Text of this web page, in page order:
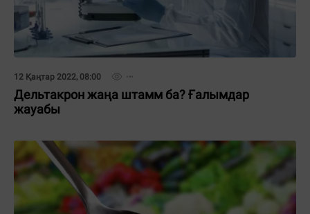
12 Қаңтар 2022, 08:00
Дельтакрон жаңа штамм ба? Ғалымдар
жауабы